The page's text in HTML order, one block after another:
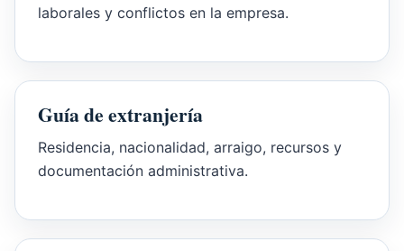
laborales y conflictos en la empresa.
Guía de extranjería
Residencia, nacionalidad, arraigo, recursos y
documentación administrativa.